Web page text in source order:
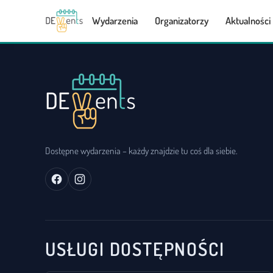
Wydarzenia Organizatorzy Aktualności
Dostępne wydarzenia – każdy znajdzie tu coś dla siebie.
USŁUGI DOSTĘPNOŚCI